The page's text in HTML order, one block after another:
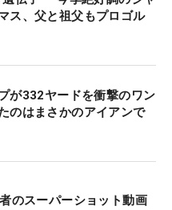
ス、父と祖父もプロゴル
が332ヤードを衝撃のワン
はまさかのアイアンで
のスーパーショット動画